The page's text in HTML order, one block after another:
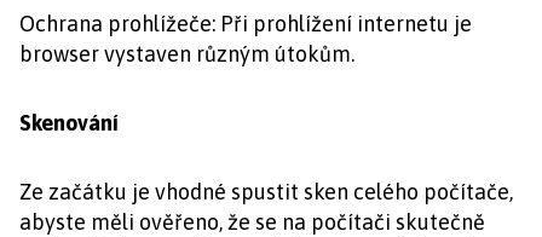
Ochrana prohlížeče: Při prohlížení internetu je
browser vystaven různým útokům.
Skenování
Ze začátku je vhodné spustit sken celého počítače,
abyste měli ověřeno, že se na počítači skutečně